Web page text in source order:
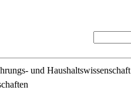
und Haushaltswissenschaft